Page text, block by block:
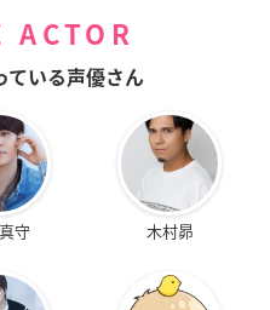
ACTOR
ている声優さん
守 木村昴